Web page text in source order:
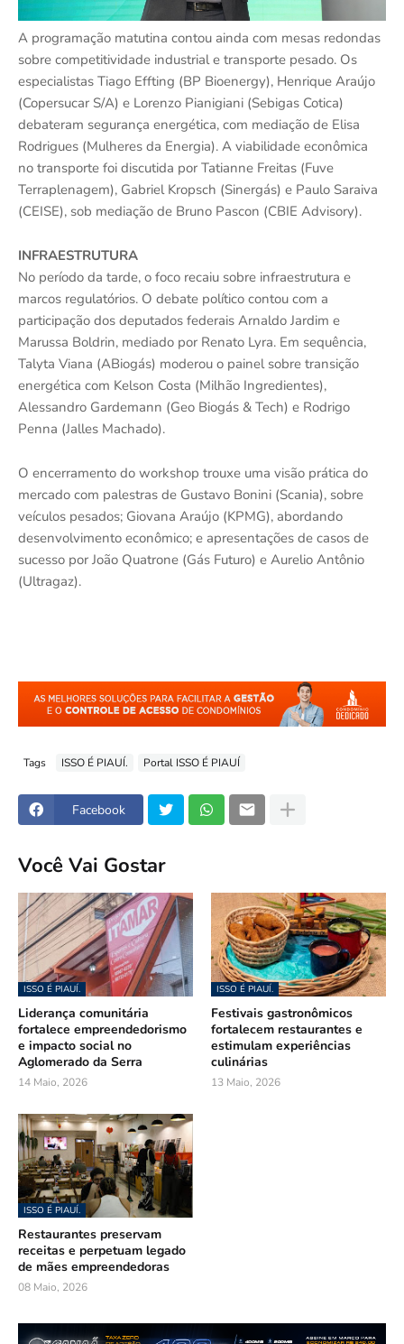
A programação matutina contou ainda com mesas redondas
sobre competitividade industrial e transporte pesado. Os
especialistas Tiago Effting (BP Bioenergy), Henrique Araújo
(Copersucar S/A) e Lorenzo Pianigiani (Sebigas Cotica)
debateram segurança energética, com mediação de Elisa
Rodrigues (Mulheres da Energia). A viabilidade econômica
no transporte foi discutida por Tatianne Freitas (Fuve
Terraplenagem), Gabriel Kropsch (Sinergás) e Paulo Saraiva
(CEISE), sob mediação de Bruno Pascon (CBIE Advisory).
INFRAESTRUTURA
No período da tarde, o foco recaiu sobre infraestrutura e
marcos regulatórios. O debate político contou com a
participação dos deputados federais Arnaldo Jardim e
Marussa Boldrin, mediado por Renato Lyra. Em sequência,
Talyta Viana (ABiogás) moderou o painel sobre transição
energética com Kelson Costa (Milhão Ingredientes),
Alessandro Gardemann (Geo Biogás & Tech) e Rodrigo
Penna (Jalles Machado).
O encerramento do workshop trouxe uma visão prática do
mercado com palestras de Gustavo Bonini (Scania), sobre
veículos pesados; Giovana Araújo (KPMG), abordando
desenvolvimento econômico; e apresentações de casos de
sucesso por João Quatrone (Gás Futuro) e Aurelio Antônio
(Ultragaz).
Tags ISSO É PIAUÍ. Portal ISSO É PIAUÍ
Facebook
Você Vai Gostar
ISSO É PIAUÍ.
Liderança comunitária
fortalece empreendedorismo
e impacto social no
Aglomerado da Serra
14 Maio, 2026
ISSO É PIAUÍ.
Festivais gastronômicos
fortalecem restaurantes e
estimulam experiências
culinárias
13 Maio, 2026
ISSO É PIAUÍ.
Restaurantes preservam
receitas e perpetuam legado
de mães empreendedoras
08 Maio, 2026